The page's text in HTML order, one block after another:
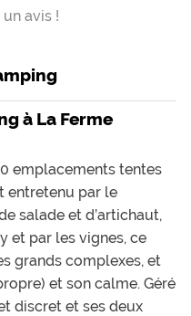
avis !
à La Ferme
emplacements tentes
entretenu par le
salade et d’artichaut,
et par les vignes, ce
grands complexes, et
et son calme. Géré
discret et ses deux